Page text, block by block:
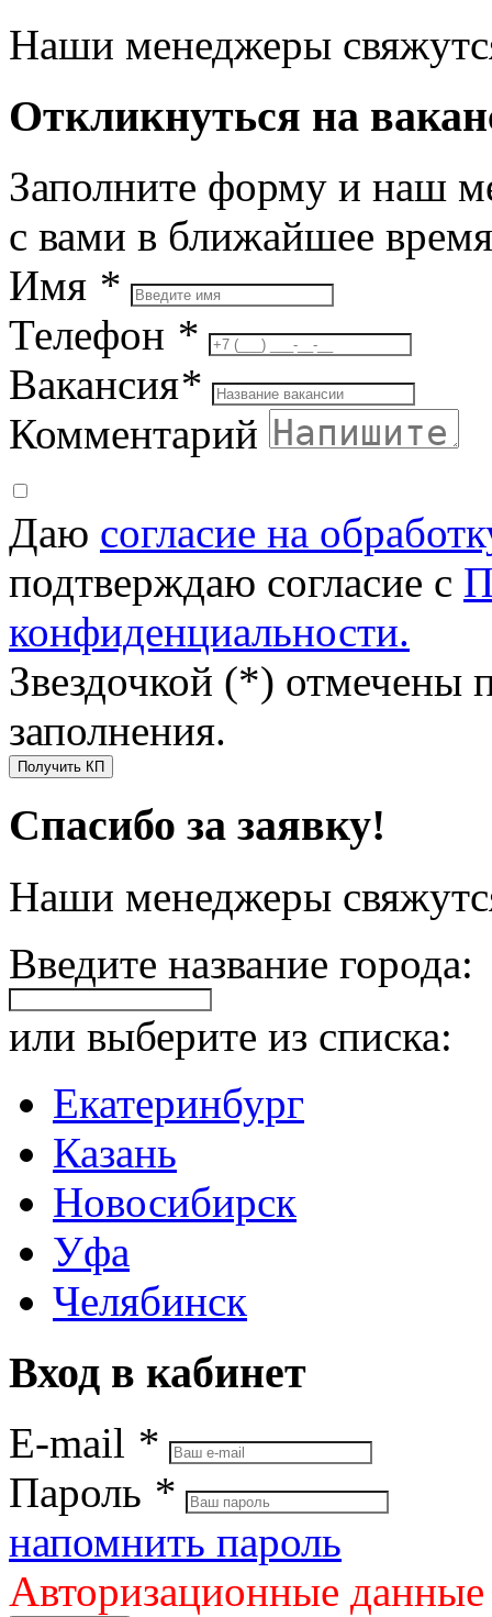
Наши менеджеры
Откликнуться на
Заполните форму и наш
с вами в ближайшее время
Имя *
Телефон *
Вакансия*
Комментарий
Даю согласие на
подтверждаю согласие с
конфиденциальности.
Звездочкой (*) отмечены
заполнения.
Получить КП
Спасибо за заявку!
Наши менеджеры
Введите название города:
или выберите из списка:
Екатеринбург
Казань
Новосибирск
Уфа
Челябинск
Вход в кабинет
E-mail *
Пароль *
напомнить пароль
Авторизационные